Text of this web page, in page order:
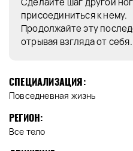
присоединиться к нему.
Продолжайте эту
отрывая взгляда от себя.
СПЕЦИАЛИЗАЦИЯ:
Повседневная жизнь
РЕГИОН:
Все тело